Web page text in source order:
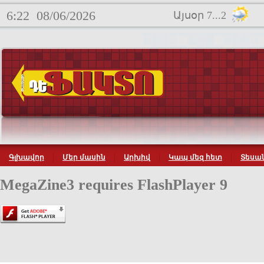
6:22 08/06/2026 Այսօր 7...2
Գլխավոր Մեր մասին Արխիվ Կապ մեզ հետ
MegaZine3 requires FlashPlayer 9